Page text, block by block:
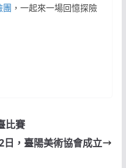
團 ，一起來一場回憶探險
比賽
日，臺陽美術協會成立